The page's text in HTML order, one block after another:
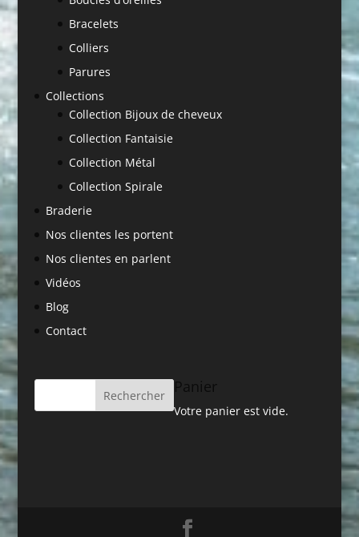
Bracelets
Colliers
Parures
Collections
Collection Bijoux de cheveux
Collection Fantaisie
Collection Métal
Collection Spirale
Braderie
Nos clientes les portent
Nos clientes en parlent
Vidéos
Blog
Contact
Panier
Votre panier est vide.